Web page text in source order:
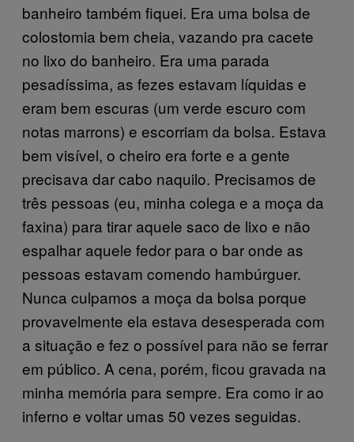
banheiro também fiquei. Era uma bolsa de
colostomia bem cheia, vazando pra cacete
no lixo do banheiro. Era uma parada
pesadíssima, as fezes estavam líquidas e
eram bem escuras (um verde escuro com
notas marrons) e escorriam da bolsa. Estava
bem visível, o cheiro era forte e a gente
precisava dar cabo naquilo. Precisamos de
três pessoas (eu, minha colega e a moça da
faxina) para tirar aquele saco de lixo e não
espalhar aquele fedor para o bar onde as
pessoas estavam comendo hambúrguer.
Nunca culpamos a moça da bolsa porque
provavelmente ela estava desesperada com
a situação e fez o possível para não se ferrar
em público. A cena, porém, ficou gravada na
minha memória para sempre. Era como ir ao
inferno e voltar umas 50 vezes seguidas.